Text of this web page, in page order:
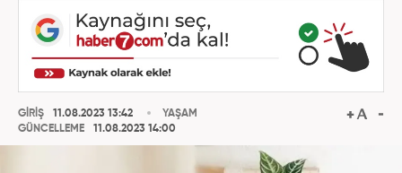
GİRİŞ
11.08.2023 13:42
GÜNCELLEME
11.08.2023 14:00
YAŞAM